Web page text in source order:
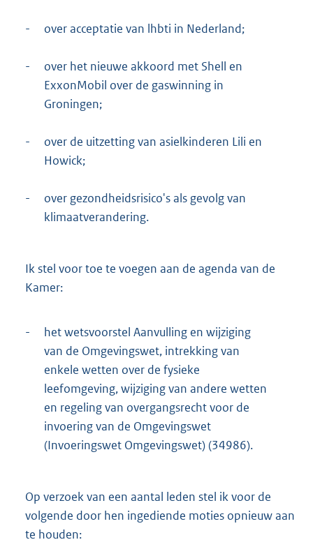
- over acceptatie van lhbti in Nederland;
-
over het nieuwe akkoord met Shell en
ExxonMobil over de gaswinning in
Groningen;
-
over de uitzetting van asielkinderen Lili en
Howick;
-
over gezondheidsrisico's als gevolg van
klimaatverandering.
Ik stel voor toe te voegen aan de agenda van de
Kamer:
-
het wetsvoorstel Aanvulling en wijziging
van de Omgevingswet, intrekking van
enkele wetten over de fysieke
leefomgeving, wijziging van andere wetten
en regeling van overgangsrecht voor de
invoering van de Omgevingswet
(Invoeringswet Omgevingswet) (34986).
Op verzoek van een aantal leden stel ik voor de
volgende door hen ingediende moties opnieuw aan
te houden: